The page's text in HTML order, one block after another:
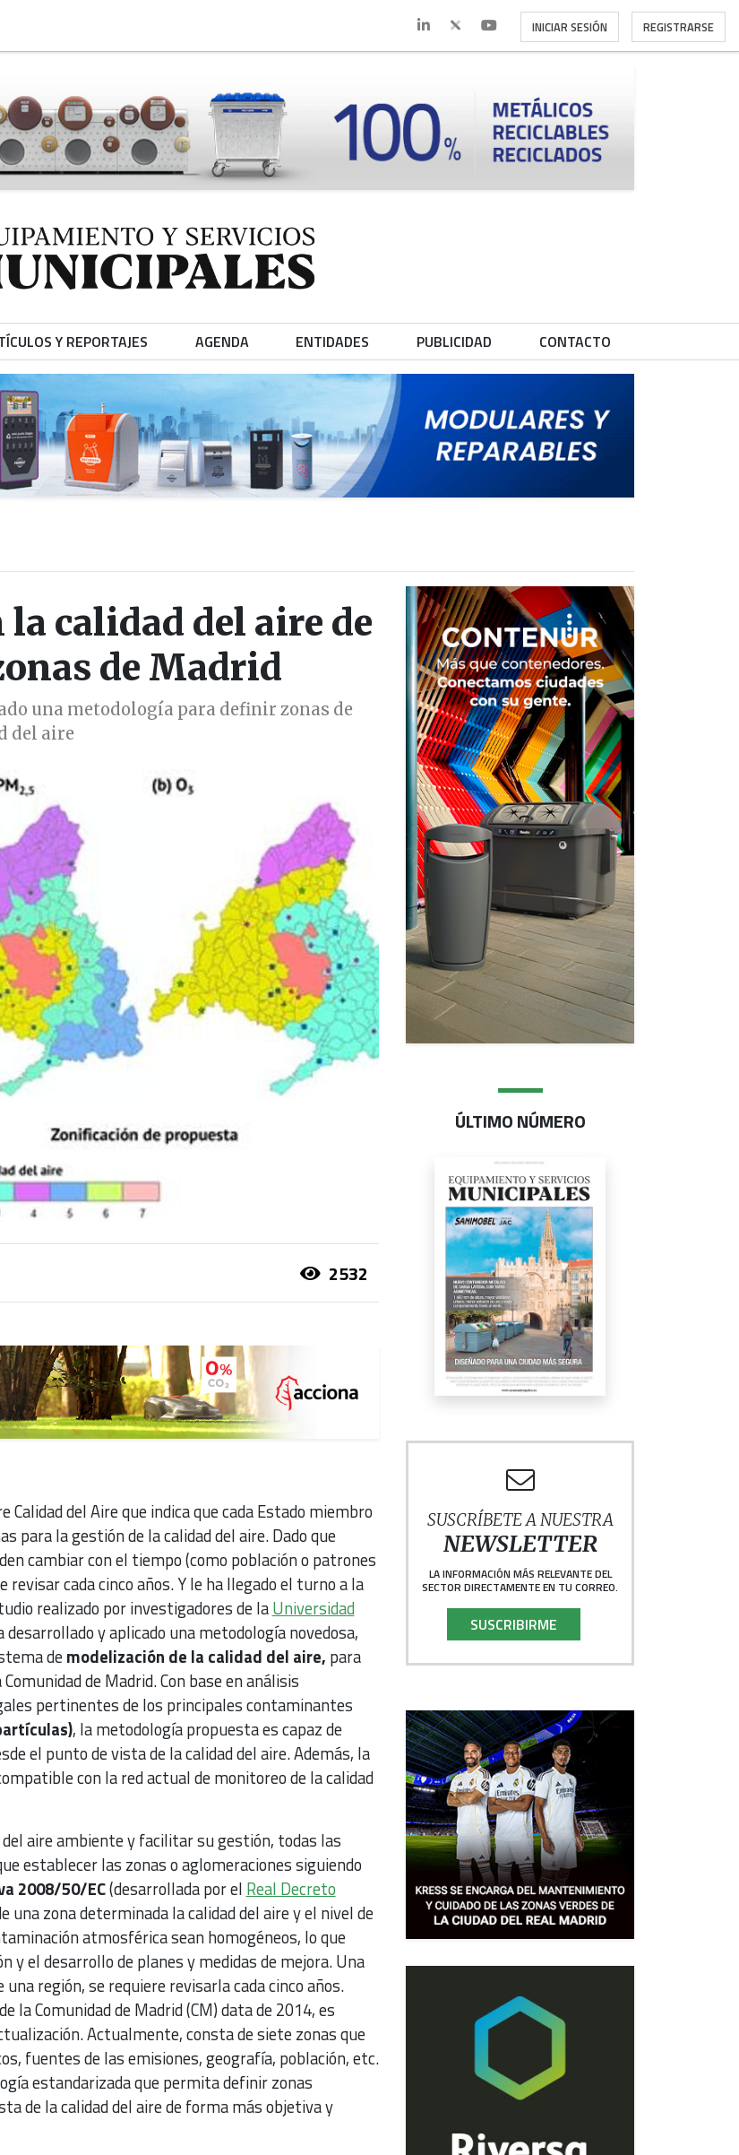
INICIAR SESIÓN REGISTRARSE
Y REPORTAJES AGENDA ENTIDADES PUBLICIDAD CONTACTO
calidad del aire de
de Madrid
una metodología para definir zonas de
del aire
2532
Calidad del Aire que indica que cada Estado miembro
para la gestión de la calidad del aire. Dado que
cambiar con el tiempo (como población o patrones
revisar cada cinco años. Y le ha llegado el turno a la
realizado por investigadores de laUniversidad
desarrollado y aplicado una metodología novedosa,
demodelización de la calidad del aire, para
de Madrid. Con base en análisis
pertinentes de los principales contaminantes
, la metodología propuesta es capaz de
el punto de vista de la calidad del aire. Además, la
con la red actual de monitoreo de la calidad
del aire ambiente y facilitar su gestión, todas las
establecer las zonas o aglomeraciones siguiendo
2008/50/EC(desarrollada por el Real Decreto
una zona determinada la calidad del aire y el nivel de
atmosférica sean homogéneos, lo que
y el desarrollo de planes y medidas de mejora. Una
región, se requiere revisarla cada cinco años.
la Comunidad de Madrid (CM) data de 2014, es
Actualmente, consta de siete zonas que
fuentes de las emisiones, geografía, población, etc.
estandarizada que permita definir zonas
de la calidad del aire de forma más objetiva y
ÚLTIMO NÚMERO
SUSCRÍBETE A NUESTRA
NEWSLETTER
LA INFORMACIÓN MÁS RELEVANTE DEL
SECTOR DIRECTAMENTE EN TU CORREO.
SUSCRIBIRME